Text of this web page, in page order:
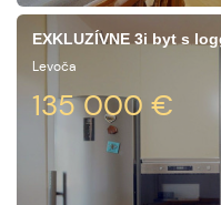
EXKLUZÍVNE 3i byt s
Levoča
135 000 €